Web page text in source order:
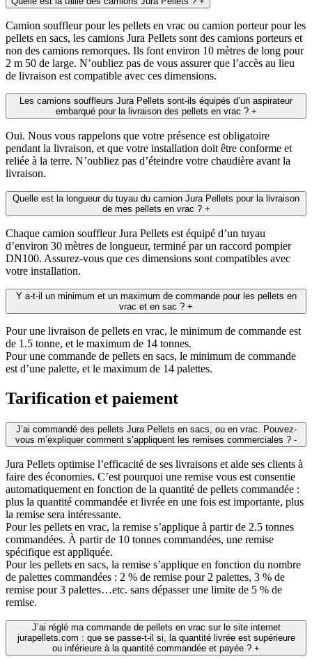
Camion souffleur pour les pellets en vrac ou camion porteur pour les
pellets en sacs, les camions Jura Pellets sont des camions porteurs et
non des camions remorques. Ils font environ 10 mètres de long pour
2 m 50 de large. N’oubliez pas de vous assurer que l’accès au lieu
de livraison est compatible avec ces dimensions.
Les camions souffleurs Jura Pellets sont-ils équipés d’un aspirateur
embarqué pour la livraison des pellets en vrac ? +
Oui. Nous vous rappelons que votre présence est obligatoire
pendant la livraison, et que votre installation doit être conforme et
reliée à la terre. N’oubliez pas d’éteindre votre chaudière avant la
livraison.
Quelle est la longueur du tuyau du camion Jura Pellets pour la livraison
de mes pellets en vrac ? +
Chaque camion souffleur Jura Pellets est équipé d’un tuyau
d’environ 30 mètres de longueur, terminé par un raccord pompier
DN100. Assurez-vous que ces dimensions sont compatibles avec
votre installation.
Y a-t-il un minimum et un maximum de commande pour les pellets en
vrac et en sac ? +
Pour une livraison de pellets en vrac, le minimum de commande est
de 1.5 tonne, et le maximum de 14 tonnes.
Pour une commande de pellets en sacs, le minimum de commande
est d’une palette, et le maximum de 14 palettes.
Tarification et paiement
J’ai commandé des pellets Jura Pellets en sacs, ou en vrac. Pouvez-
vous m’expliquer comment s’appliquent les remises commerciales ? -
Jura Pellets optimise l’efficacité de ses livraisons et aide ses clients à
faire des économies. C’est pourquoi une remise vous est consentie
automatiquement en fonction de la quantité de pellets commandée :
plus la quantité commandée et livrée en une fois est importante, plus
la remise sera intéressante.
Pour les pellets en vrac, la remise s’applique à partir de 2.5 tonnes
commandées. À partir de 10 tonnes commandées, une remise
spécifique est appliquée.
Pour les pellets en sacs, la remise s’applique en fonction du nombre
de palettes commandées : 2 % de remise pour 2 palettes, 3 % de
remise pour 3 palettes…etc. sans dépasser une limite de 5 % de
remise.
J’ai réglé ma commande de pellets en vrac sur le site internet
jurapellets.com : que se passe-t-il si, la quantité livrée est supérieure
ou inférieure à la quantité commandée et payée ? +